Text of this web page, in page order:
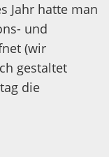
Jahr hatte man
und
(wir
gestaltet
die